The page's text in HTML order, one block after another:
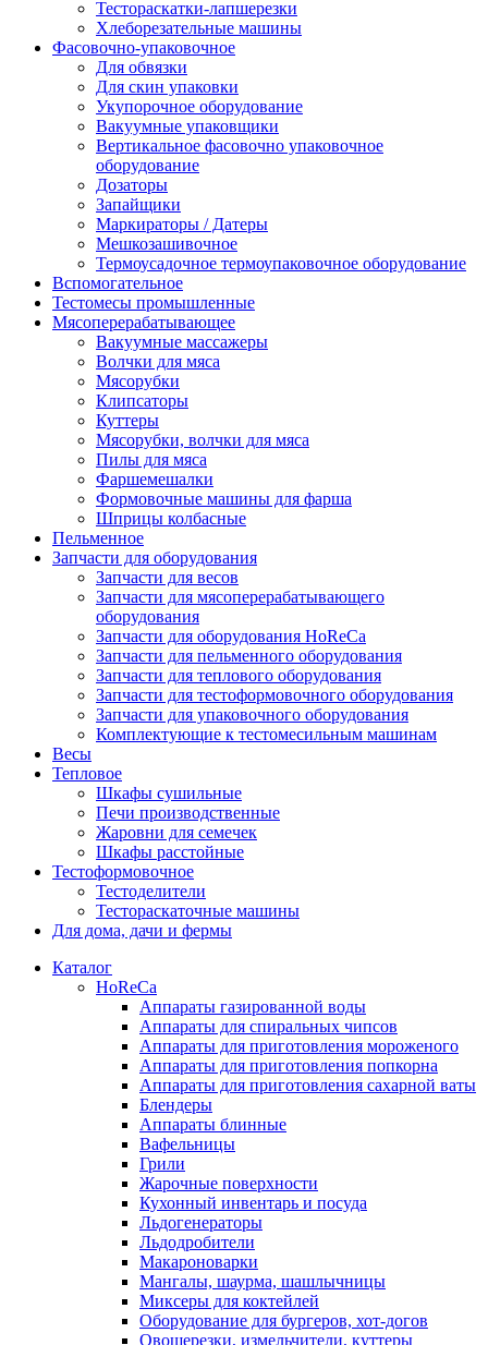
Тестораскатки-лапшерезки
Хлеборезательные машины
Фасовочно-упаковочное
Для обвязки
Для скин упаковки
Укупорочное оборудование
Вакуумные упаковщики
Вертикальное фасовочно упаковочное
оборудование
Дозаторы
Запайщики
Маркираторы / Датеры
Мешкозашивочное
Термоусадочное термоупаковочное оборудование
Вспомогательное
Тестомесы промышленные
Мясоперерабатывающее
Вакуумные массажеры
Волчки для мяса
Мясорубки
Клипсаторы
Куттеры
Мясорубки, волчки для мяса
Пилы для мяса
Фаршемешалки
Формовочные машины для фарша
Шприцы колбасные
Пельменное
Запчасти для оборудования
Запчасти для весов
Запчасти для мясоперерабатывающего
оборудования
Запчасти для оборудования HoReCa
Запчасти для пельменного оборудования
Запчасти для теплового оборудования
Запчасти для тестоформовочного оборудования
Запчасти для упаковочного оборудования
Комплектующие к тестомесильным машинам
Весы
Тепловое
Шкафы сушильные
Печи производственные
Жаровни для семечек
Шкафы расстойные
Тестоформовочное
Тестоделители
Тестораскаточные машины
Для дома, дачи и фермы
Каталог
HoReCa
Аппараты газированной воды
Аппараты для спиральных чипсов
Аппараты для приготовления мороженого
Аппараты для приготовления попкорна
Аппараты для приготовления сахарной ваты
Блендеры
Аппараты блинные
Вафельницы
Грили
Жарочные поверхности
Кухонный инвентарь и посуда
Льдогенераторы
Льдодробители
Макароноварки
Мангалы, шаурма, шашлычницы
Миксеры для коктейлей
Оборудование для бургеров, хот-догов
Овощерезки, измельчители, куттеры